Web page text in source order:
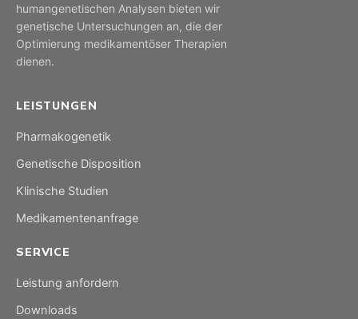
humangenetischen Analysen bieten wir
genetische Untersuchungen an, die der
Optimierung medikamentöser Therapien
dienen.
LEISTUNGEN
Pharmakogenetik
Genetische Disposition
Klinische Studien
Medikamentenanfrage
SERVICE
Leistung anfordern
Downloads